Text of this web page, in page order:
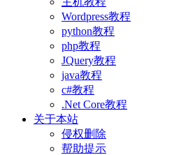
Wordpress教程
python教程
php教程
JQuery教程
java教程
c#教程
.Net Core教程
关于本站
侵权删除
帮助提示